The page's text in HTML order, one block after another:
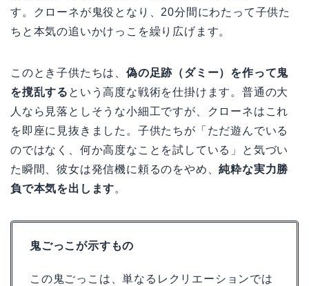
す。クローネが鬼役となり、20分間にわたって子供た
ちと本気の追いかけっこを繰り広げます。
このとき子供たちは、 偽の足跡（ダミー）を作って鬼
を撹乱する という高度な戦術を仕掛けます。普通の大
人なら見落としそうな小細工ですが、クローネはこれ
を即座に見抜きました。子供たちが「ただ遊んでいる
のではなく、何か高度なことを試している」と気づい
た瞬間、彼女は発信機に頼るのをやめ、純粋な実力勝
負で本気を出します。
鬼ごっこが示すもの
この鬼ごっこは、単なるレクリエーションでは